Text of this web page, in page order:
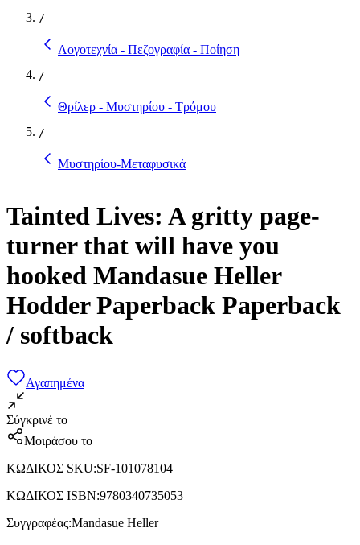
/
Λογοτεχνία - Πεζογραφία - Ποίηση
/
Θρίλερ - Μυστηρίου - Τρόμου
/
Μυστηρίου-Μεταφυσικά
Tainted Lives: A gritty page-
turner that will have you
hooked Mandasue Heller
Hodder Paperback Paperback
/ softback
Αγαπημένα
Σύγκρινέ το
Μοιράσου το
ΚΩΔΙΚΟΣ SKU:SF-101078104
ΚΩΔΙΚΟΣ ISBN:9780340735053
Συγγραφέας:Mandasue Heller